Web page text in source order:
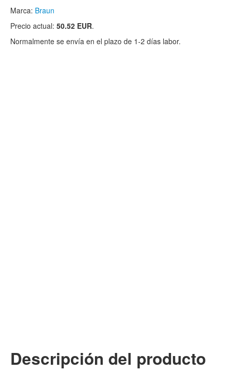
Marca: Braun
Precio actual: 50.52 EUR.
Normalmente se envía en el plazo de 1-2 días labor.
Descripción del producto